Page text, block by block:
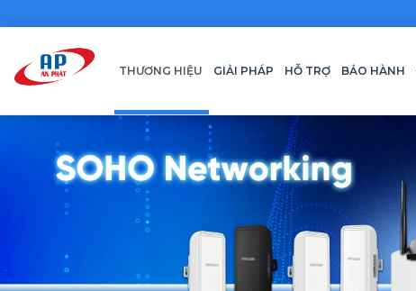
THƯƠNG HIỆU GIẢI PHÁP HỖ TRỢ BẢO HÀNH